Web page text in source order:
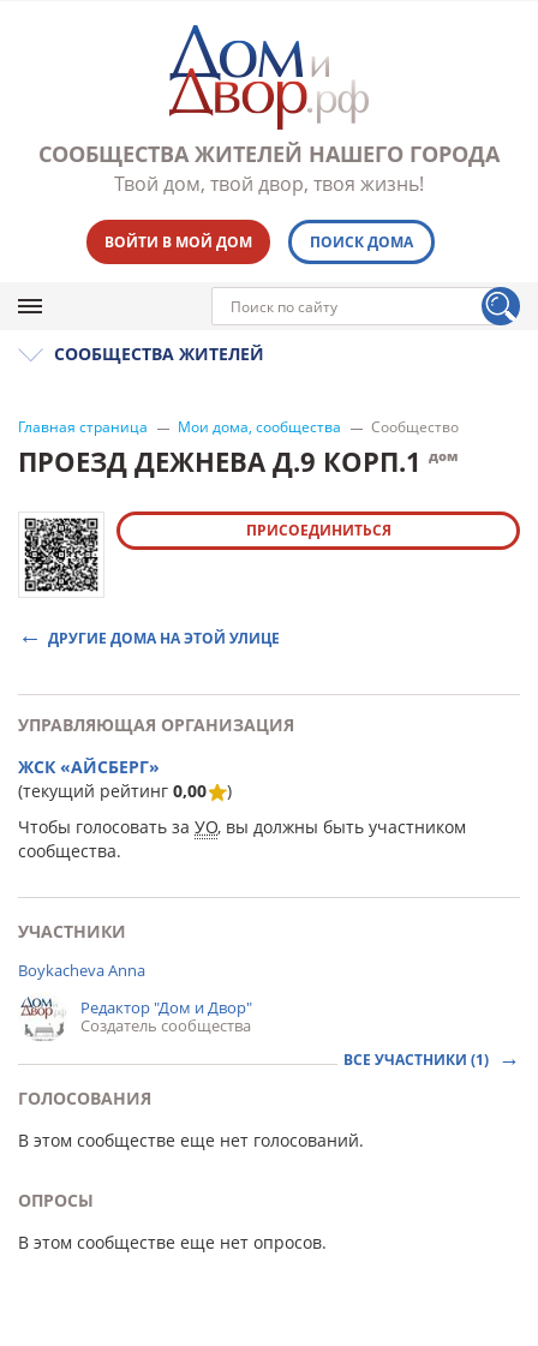
СООБЩЕСТВА ЖИТЕЛЕЙ НАШЕГО ГОРОДА
Твой дом, твой двор, твоя жизнь!
ВОЙТИ В МОЙ ДОМ ПОИСК ДОМА
СООБЩЕСТВА ЖИТЕЛЕЙ
Главная страница Мои дома, сообщества Сообщество
ПРОЕЗД ДЕЖНЕВА Д.9 КОРП.1 дом
ПРИСОЕДИНИТЬСЯ
ДРУГИЕ ДОМА НА ЭТОЙ УЛИЦЕ
УПРАВЛЯЮЩАЯ ОРГАНИЗАЦИЯ
ЖСК «АЙСБЕРГ»
(текущий рейтинг 0,00
)
Чтобы голосовать за УО, вы должны быть участником
сообщества.
УЧАСТНИКИ
Boykacheva Anna
Редактор "Дом и Двор"
Создатель сообщества
ВСЕ УЧАСТНИКИ (1)
ГОЛОСОВАНИЯ
В этом сообществе еще нет голосований.
ОПРОСЫ
В этом сообществе еще нет опросов.